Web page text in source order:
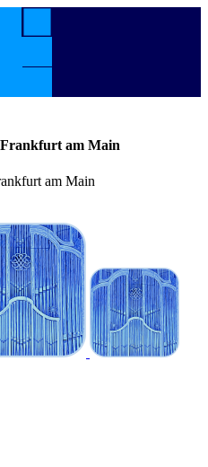
am Main
am Main